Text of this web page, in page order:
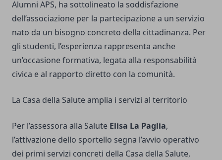
Alumni APS, ha sottolineato la soddisfazione
dell’associazione per la partecipazione a un servizio
nato da un bisogno concreto della cittadinanza. Per
gli studenti, l’esperienza rappresenta anche
un’occasione formativa, legata alla responsabilità
civica e al rapporto diretto con la comunità.
La Casa della Salute amplia i servizi al territorio
Per l’assessora alla Salute Elisa La Paglia,
l’attivazione dello sportello segna l’avvio operativo
dei primi servizi concreti della Casa della Salute,